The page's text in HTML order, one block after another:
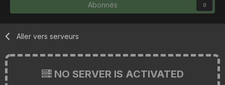
Abonnés 0
Aller vers serveurs
NO SERVER IS ACTIVATED